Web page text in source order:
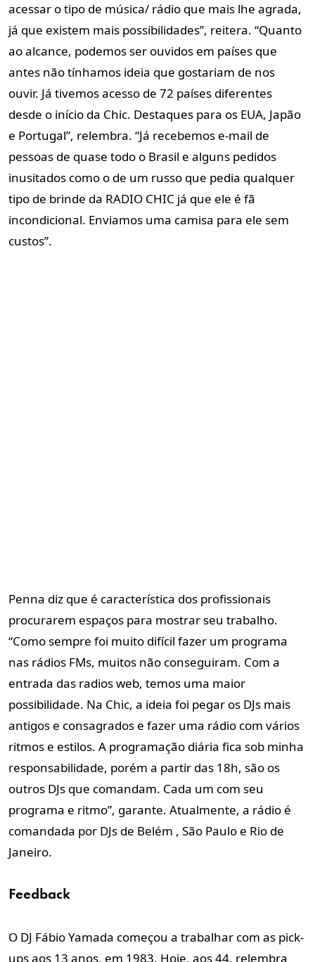
acessar o tipo de música/ rádio que mais lhe agrada,
já que existem mais possibilidades”, reitera. “Quanto
ao alcance, podemos ser ouvidos em países que
antes não tínhamos ideia que gostariam de nos
ouvir. Já tivemos acesso de 72 países diferentes
desde o início da Chic. Destaques para os EUA, Japão
e Portugal”, relembra. “Já recebemos e-mail de
pessoas de quase todo o Brasil e alguns pedidos
inusitados como o de um russo que pedia qualquer
tipo de brinde da RADIO CHIC já que ele é fã
incondicional. Enviamos uma camisa para ele sem
custos”.
Penna diz que é característica dos profissionais
procurarem espaços para mostrar seu trabalho.
“Como sempre foi muito difícil fazer um programa
nas rádios FMs, muitos não conseguiram. Com a
entrada das radios web, temos uma maior
possibilidade. Na Chic, a ideia foi pegar os DJs mais
antigos e consagrados e fazer uma rádio com vários
ritmos e estilos. A programação diária fica sob minha
responsabilidade, porém a partir das 18h, são os
outros DJs que comandam. Cada um com seu
programa e ritmo”, garante. Atualmente, a rádio é
comandada por DJs de Belém , São Paulo e Rio de
Janeiro.
Feedback
O DJ Fábio Yamada começou a trabalhar com as pick-
ups aos 13 anos, em 1983. Hoje, aos 44, relembra